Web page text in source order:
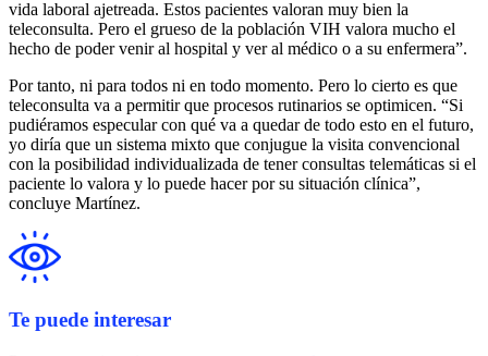
vida laboral ajetreada. Estos pacientes valoran muy bien la
teleconsulta. Pero el grueso de la población VIH valora mucho el
hecho de poder venir al hospital y ver al médico o a su enfermera”.
Por tanto, ni para todos ni en todo momento. Pero lo cierto es que
teleconsulta va a permitir que procesos rutinarios se optimicen. “Si
pudiéramos especular con qué va a quedar de todo esto en el futuro,
yo diría que un sistema mixto que conjugue la visita convencional
con la posibilidad individualizada de tener consultas telemáticas si el
paciente lo valora y lo puede hacer por su situación clínica”,
concluye Martínez.
Te puede interesar